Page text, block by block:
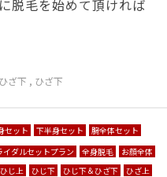
脱毛を始めて頂ければ
ざ下 , ひざ下
セット 下半身セット
腕全体セット
イダルセットプラン 全身脱毛
お顔全体
ひじ上 ひじ下 ひじ下＆ひざ下
ひざ上